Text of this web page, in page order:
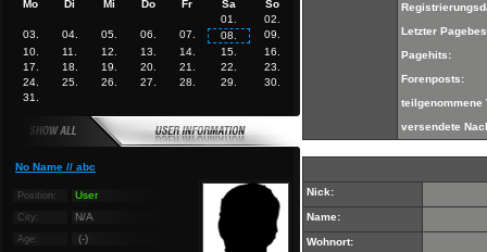
Mo Di Mi Do Fr Sa
So
01.
02.
03.
04. 05. 06. 07. 08.
09.
10.
11. 12. 13. 14. 15.
16.
17.
18. 19. 20. 21. 22.
23.
24.
25. 26. 27. 28. 29.
30.
31.
No Name // abc
Position: User
City: N/A
Age: (-)
Letzter
Pagehits:
Forenposts:
teilgenommene
versendete
Nick:
Name:
Wohnort: